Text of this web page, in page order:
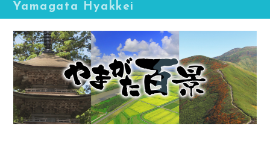
Yamagata Hyakkei